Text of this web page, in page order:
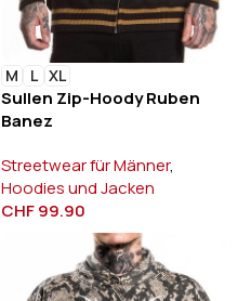
M L XL
Sullen Zip-Hoody Ruben
Banez
Streetwear für Männer,
Hoodies und Jacken
CHF99.90